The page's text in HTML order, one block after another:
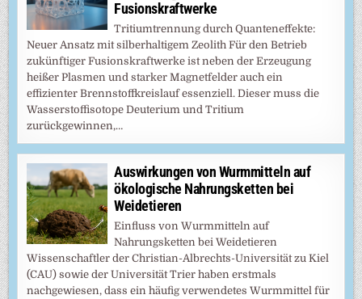
Fusionskraftwerke
Tritiumtrennung durch Quanteneffekte:
Neuer Ansatz mit silberhaltigem Zeolith Für den Betrieb
zukünftiger Fusionskraftwerke ist neben der Erzeugung
heißer Plasmen und starker Magnetfelder auch ein
effizienter Brennstoffkreislauf essenziell. Dieser muss die
Wasserstoffisotope Deuterium und Tritium
zurückgewinnen,…
Auswirkungen von Wurmmitteln auf
ökologische Nahrungsketten bei
Weidetieren
Einfluss von Wurmmitteln auf
Nahrungsketten bei Weidetieren
Wissenschaftler der Christian-Albrechts-Universität zu Kiel
(CAU) sowie der Universität Trier haben erstmals
nachgewiesen, dass ein häufig verwendetes Wurmmittel für